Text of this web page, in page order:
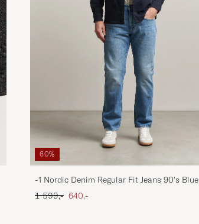
60%
-1 Nordic Denim Regular Fit Jeans 90's Blue
Ordinær pris
1 599,- Nedsatt pris
640,-